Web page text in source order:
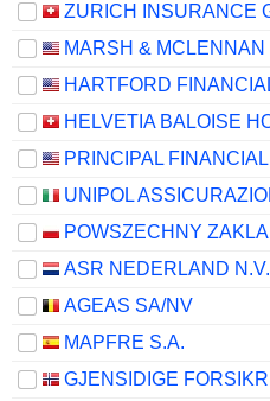
ASR NEDERLAND N.V.
AGEAS SA/NV
MAPFRE S.A.